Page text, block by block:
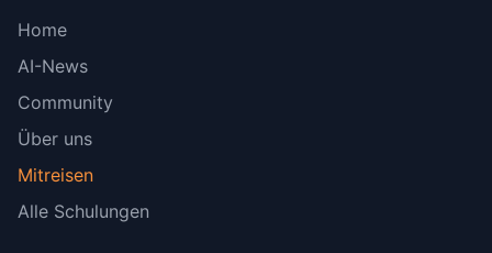
Home
AI-News
Community
Über uns
Mitreisen
Alle Schulungen